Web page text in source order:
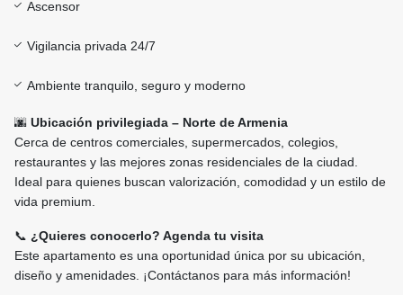
Ascensor
Vigilancia privada 24/7
Ambiente tranquilo, seguro y moderno
🌆 Ubicación privilegiada – Norte de Armenia
Cerca de centros comerciales, supermercados, colegios,
restaurantes y las mejores zonas residenciales de la ciudad.
Ideal para quienes buscan valorización, comodidad y un estilo de
vida premium.
📞 ¿Quieres conocerlo? Agenda tu visita
Este apartamento es una oportunidad única por su ubicación,
diseño y amenidades. ¡Contáctanos para más información!